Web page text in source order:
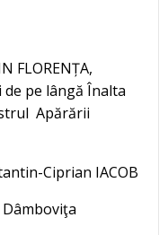
FLORENȚA,
pe lângă Înalta
Apărării
Ciprian IACOB